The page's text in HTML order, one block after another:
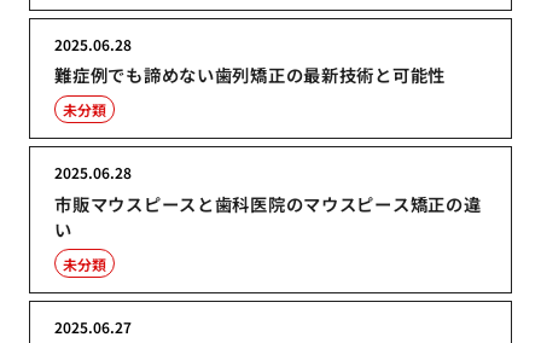
難症例でも諦めない歯列矯正の最新技術と可能性
2025.06.28
未分類
市販マウスピースと歯科医院のマウスピース矯正の違
い
2025.06.28
未分類
2025.06.27